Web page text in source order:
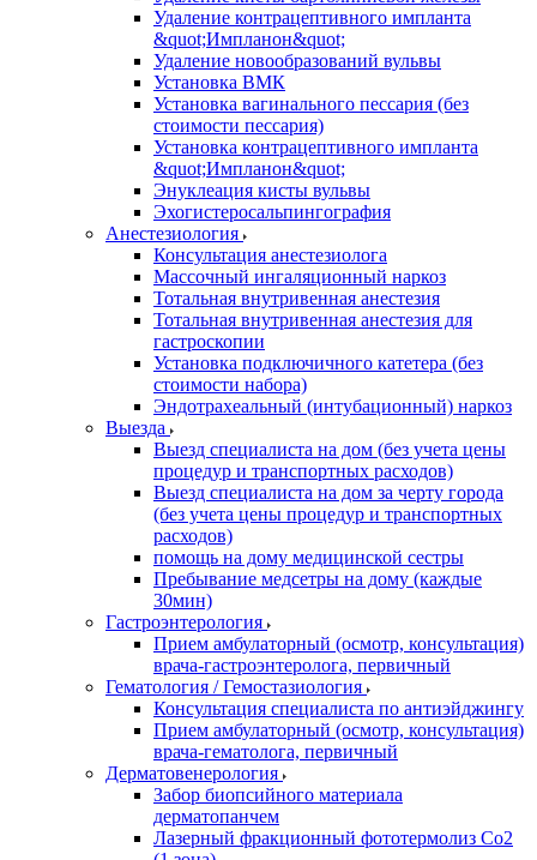
Удаление контрацептивного импланта
&quot;Импланон&quot;
Удаление новообразований вульвы
Установка ВМК
Установка вагинального пессария (без
стоимости пессария)
Установка контрацептивного импланта
&quot;Импланон&quot;
Энуклеация кисты вульвы
Эхогистеросальпингография
Анестезиология
Консультация анестезиолога
Массочный ингаляционный наркоз
Тотальная внутривенная анестезия
Тотальная внутривенная анестезия для
гастроскопии
Установка подключичного катетера (без
стоимости набора)
Эндотрахеальный (интубационный) наркоз
Выезда
Выезд специалиста на дом (без учета цены
процедур и транспортных расходов)
Выезд специалиста на дом за черту города
(без учета цены процедур и транспортных
расходов)
помощь на дому медицинской сестры
Пребывание медсетры на дому (каждые
30мин)
Гастроэнтерология
Прием амбулаторный (осмотр, консультация)
врача-гастроэнтеролога, первичный
Гематология / Гемостазиология
Консультация специалиста по антиэйджингу
Прием амбулаторный (осмотр, консультация)
врача-гематолога, первичный
Дерматовенерология
Забор биопсийного материала
дерматопанчем
Лазерный фракционный фототермолиз Со2